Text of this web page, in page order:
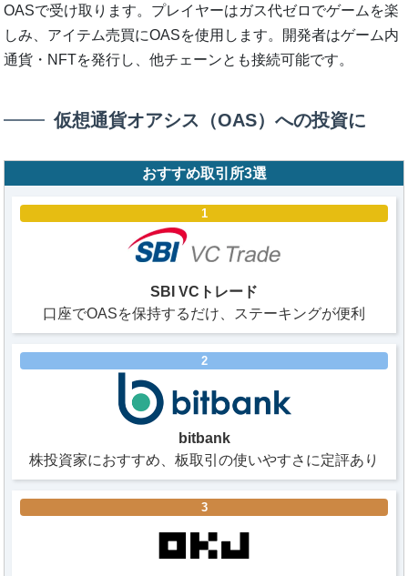
OASで受け取ります。プレイヤーはガス代ゼロでゲームを楽
しみ、アイテム売買にOASを使用します。開発者はゲーム内
通貨・NFTを発行し、他チェーンとも接続可能です。
仮想通貨オアシス（OAS）への投資に
おすすめ取引所3選
1
SBI VCトレード
口座でOASを保持するだけ、ステーキングが便利
2
bitbank
株投資家におすすめ、板取引の使いやすさに定評あり
3